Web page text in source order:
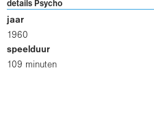
details Psycho
jaar
1960
speelduur
109 minuten